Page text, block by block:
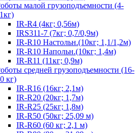
малой грузоподъемности (4-
IR-R4 (4кг; 0,56м)
IRS311-7 (7кг; 0,7/0,9м)
IR-R10 Настольн.(10кг; 1,1/1,2м)
IR-R10 Напольн.(10кг; 1,4м)
IR-R11 (11кг; 0,9м)
средней грузоподъемности (16-
кг)
IR-R16 (16кг; 2,1м)
IR-R20 (20кг; 1,7м)
IR-R25 (25кг; 1,8м)
IR-R50 (50кг; 25,09 м)
IR-R60 (60 кг; 2,1 м)